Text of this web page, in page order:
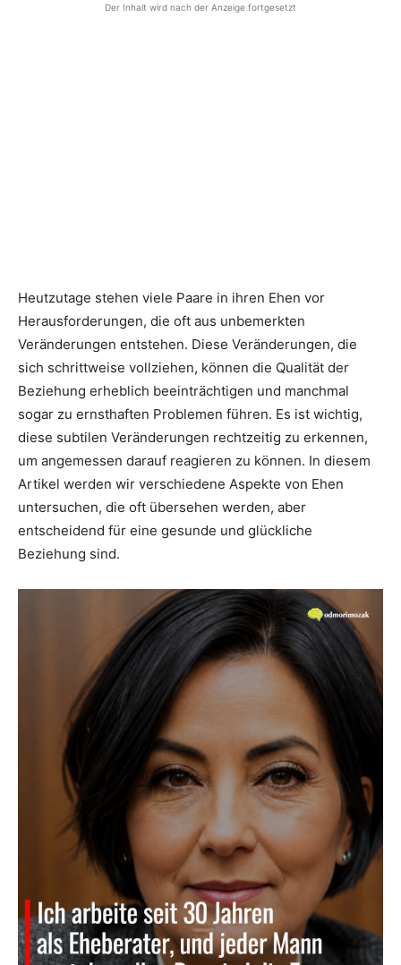
Der Inhalt wird nach der Anzeige fortgesetzt
Heutzutage stehen viele Paare in ihren Ehen vor
Herausforderungen, die oft aus unbemerkten
Veränderungen entstehen. Diese Veränderungen, die
sich schrittweise vollziehen, können die Qualität der
Beziehung erheblich beeinträchtigen und manchmal
sogar zu ernsthaften Problemen führen. Es ist wichtig,
diese subtilen Veränderungen rechtzeitig zu erkennen,
um angemessen darauf reagieren zu können. In diesem
Artikel werden wir verschiedene Aspekte von Ehen
untersuchen, die oft übersehen werden, aber
entscheidend für eine gesunde und glückliche
Beziehung sind.